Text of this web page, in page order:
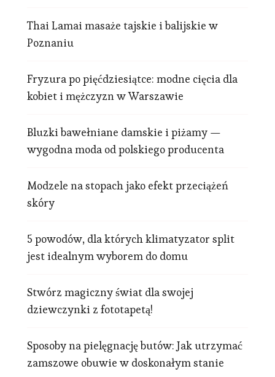
Thai Lamai masaże tajskie i balijskie w
Poznaniu
Fryzura po pięćdziesiątce: modne cięcia dla
kobiet i mężczyzn w Warszawie
Bluzki bawełniane damskie i piżamy —
wygodna moda od polskiego producenta
Modzele na stopach jako efekt przeciążeń
skóry
5 powodów, dla których klimatyzator split
jest idealnym wyborem do domu
Stwórz magiczny świat dla swojej
dziewczynki z fototapetą!
Sposoby na pielęgnację butów: Jak utrzymać
zamszowe obuwie w doskonałym stanie